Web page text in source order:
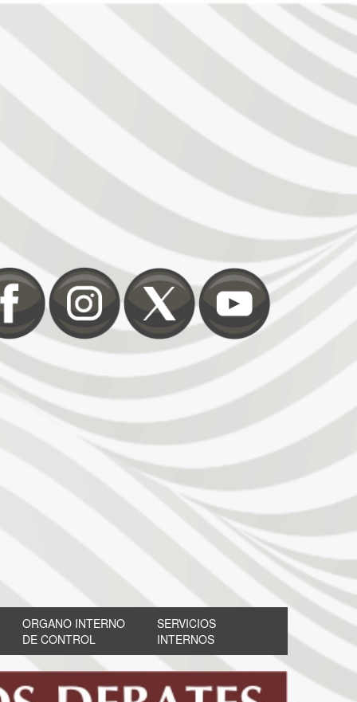
ORGANO INTERNO
DE CONTROL
SERVICIOS
INTERNOS